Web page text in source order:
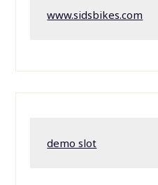
www.sidsbikes.com
demo slot